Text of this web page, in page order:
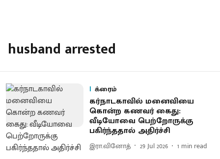
husband arrested
க்ரைம்
கர்நாடகாவில் மனைவியை
கொன்ற கணவர் கைது:
வீடியோவை பெற்றோருக்கு
பகிர்ந்ததால் அதிர்ச்சி
இரா.வினோத் 29 Jul 2026 1 min read